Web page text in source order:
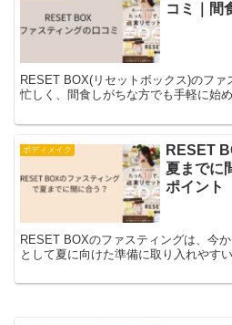
コミ｜間
RESET BOX(リセットボックス)のフ
忙しく、間食しがちな方でも手軽に始
ボディメイク
RESET
夏までに
ポイント
RESET BOXのファスティングは、今
として夏に向けた準備に取り入れやす